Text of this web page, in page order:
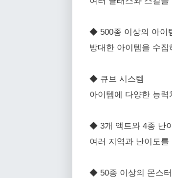
◆ 500종 이상의 아이
방대한 아이템을 수
◆ 큐브 시스템
아이템에 다양한 능
◆ 3개 액트와 4종 난
여러 지역과 난이도
◆ 50종 이상의 몬스터